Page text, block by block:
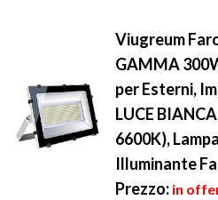
Viugreum
GAMMA
per Esterni,
LUCE
6600K),
Illuminante
Prezzo: in